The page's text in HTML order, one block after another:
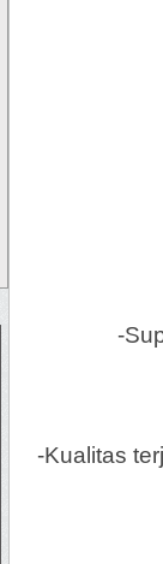
-
-Kualitas